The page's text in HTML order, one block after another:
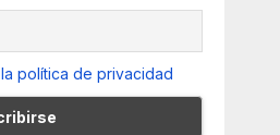
política de privacidad